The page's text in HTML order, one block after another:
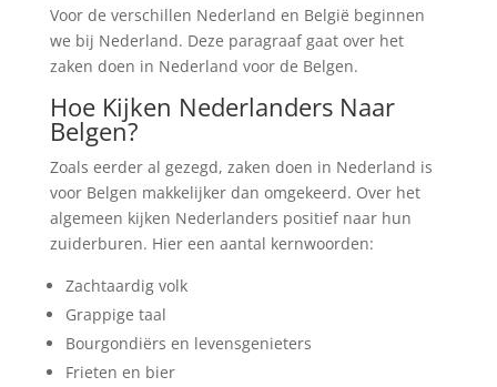
Voor de verschillen Nederland en België beginnen
we bij Nederland. Deze paragraaf gaat over het
zaken doen in Nederland voor de Belgen.
Hoe Kijken Nederlanders Naar
Belgen?
Zoals eerder al gezegd, zaken doen in Nederland is
voor Belgen makkelijker dan omgekeerd. Over het
algemeen kijken Nederlanders positief naar hun
zuiderburen. Hier een aantal kernwoorden:
Zachtaardig volk
Grappige taal
Bourgondiërs en levensgenieters
Frieten en bier